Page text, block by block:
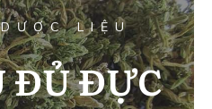
LIỆU
ĐỦ ĐỰC